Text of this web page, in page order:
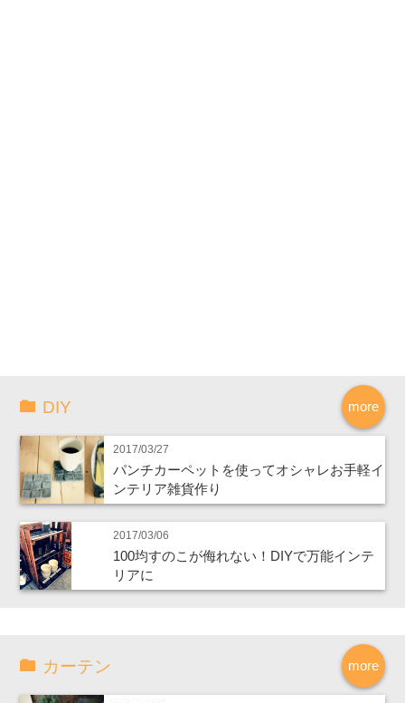
more
DIY
2017/03/27
パンチカーペットを使ってオシャレお手軽イ
ンテリア雑貨作り
2017/03/06
100均すのこが侮れない！DIYで万能インテ
リアに
more
カーテン